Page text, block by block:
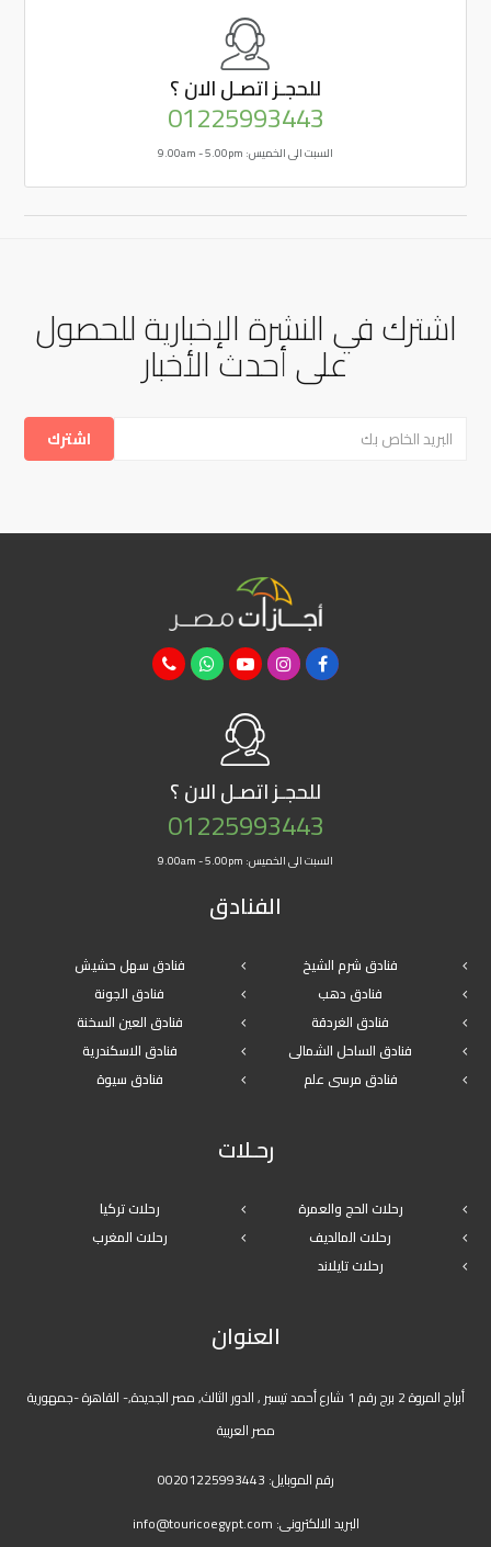
للحجـزاتصـل الان ؟
01225993443
السبت الى الخميس: 9.00am - 5.00pm
اشترك في النشرة الإخبارية للحصول
على أحدث الأخبار
للحجـزاتصـل الان ؟
01225993443
السبت الى الخميس: 9.00am - 5.00pm
الفنادق
فنادق شرم الشيخ
فنادق سهل حشيش
فنادق دهب
فنادق الجونة
فنادق الغردقة
فنادق العين السخنة
فنادق الساحل الشمالى
فنادق الاسكندرية
فنادق مرسى علم
فنادق سيوة
رحـلات
رحلات الحج والعمرة
رحلات تركيا
رحلات المالديف
رحلات المغرب
رحلات تايلاند
العنوان
أبراج المروة 2 برج رقم 1 شارع أحمد تيسير , الدور الثالث, مصر الجديدة,- القاهرة -جمهورية
مصر العربية
رقم الموبايل: 00201225993443
البريد الالكترونى: info@touricoegypt.com